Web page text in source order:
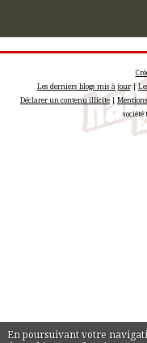
En poursuivant votre
Les derniers blogs mis à jour|
Déclarer un contenu illicite|Mentions